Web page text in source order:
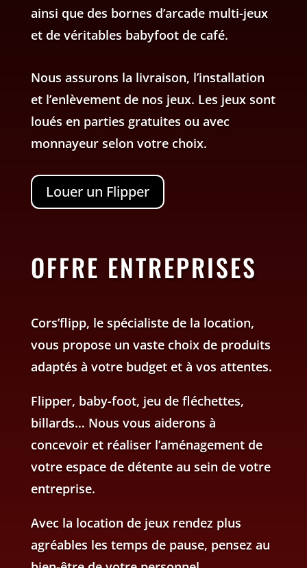
ainsi que des bornes d’arcade multi-jeux
et de véritables babyfoot de café.
Nous assurons la livraison, l’installation
et l’enlèvement de nos jeux. Les jeux sont
loués en parties gratuites ou avec
monnayeur selon votre choix.
Louer un Flipper
OFFRE ENTREPRISES
Cors’flipp, le spécialiste de la location,
vous propose un vaste choix de produits
adaptés à votre budget et à vos attentes.
Flipper, baby-foot, jeu de fléchettes,
billards… Nous vous aiderons à
concevoir et réaliser l’aménagement de
votre espace de détente au sein de votre
entreprise.
Avec la location de jeux rendez plus
agréables les temps de pause, pensez au